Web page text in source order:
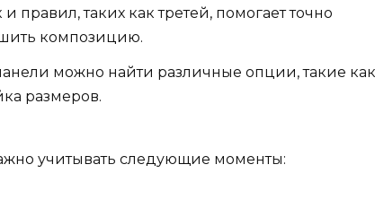
правил, таких как третей, помогает точно
композицию.
можно найти различные опции, такие как
размеров.
учитывать следующие моменты: